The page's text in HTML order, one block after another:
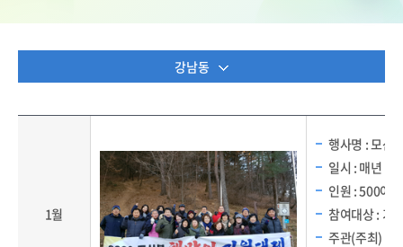
강남동
1월
행사명 : 모산
일시 : 매년 1월
인원 : 500여
참여대상 : 기
주관(주최) :